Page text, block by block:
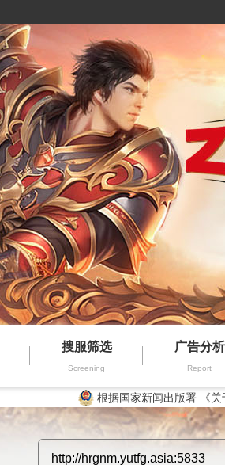
搜服筛选
Screening
广告分析
Report
根据国家新闻出版署 《